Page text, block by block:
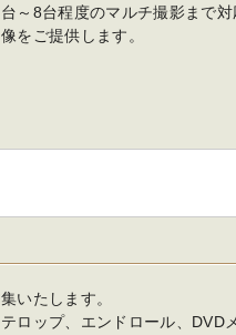
～8台程度のマルチ撮影まで
をご提供します。
いたします。
ロップ、エンドロール、DVD